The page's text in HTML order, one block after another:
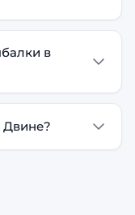
в
Двине?